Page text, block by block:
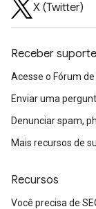
X (Twitter)
Receber suporte
Acesse o Fórum
Enviar uma
Denunciar spam,
Mais recursos de
Recursos
Você precisa de